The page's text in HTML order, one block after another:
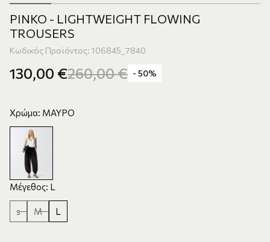
PINKO - LIGHTWEIGHT FLOWING
TROUSERS
Κωδικός Προϊόντος: 106845_7840
260,00€
130,00 € - 50%
Χρώμα: ΜΑΥΡΟ
Μέγεθος: L
s M L